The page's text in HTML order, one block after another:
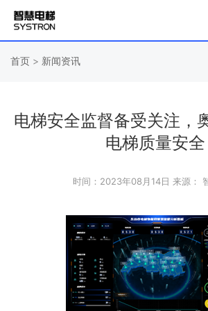
首页 > 新闻资讯
电梯安全监督备受关注，
电梯质量安全
时间：2023年08月14日 来源：